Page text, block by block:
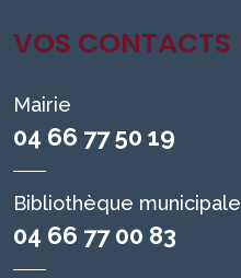
VOS CONTACTS
Mairie
04 66 77 50 19
Bibliothèque municipale
04 66 77 00 83